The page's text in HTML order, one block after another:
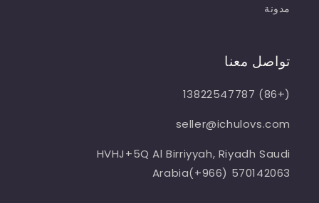
مدونة
تواصل معنا
(+86) 13822547787
seller@ichulovs.com
HVHJ+5Q Al Birriyyah, Riyadh Saudi
Arabia(+966) 570142063